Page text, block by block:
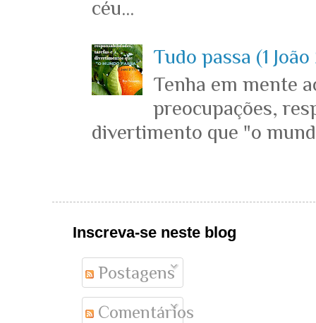
céu...
Tudo passa (1 João
Tenha em mente
preocupações,
divertimento que "o
Inscreva-se neste blog
Postagens
Comentários